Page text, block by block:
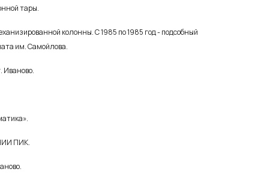
тары.
колонны.С 1985 по 1985 год - подсобный
им. Самойлова.
Иваново.
ПИК.